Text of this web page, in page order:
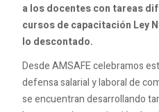
a los docentes con tareas
cursos de capacitación Ley
lo descontado.
Desde AMSAFE celebramos
defensa salarial y laboral de
se encuentran desarrollando